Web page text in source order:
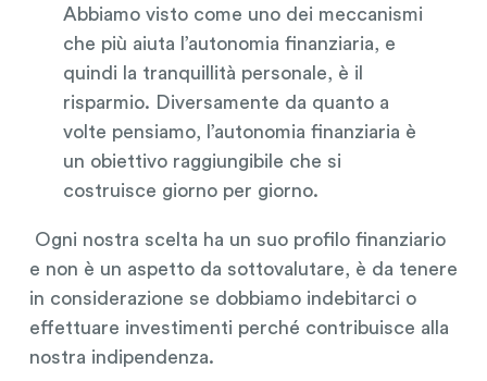
Abbiamo visto come uno dei meccanismi
che più aiuta l’autonomia finanziaria, e
quindi la tranquillità personale, è il
risparmio. Diversamente da quanto a
volte pensiamo, l’autonomia finanziaria è
un obiettivo raggiungibile che si
costruisce giorno per giorno.
Ogni nostra scelta ha un suo profilo finanziario
e non è un aspetto da sottovalutare, è da tenere
in considerazione se dobbiamo indebitarci o
effettuare investimenti perché contribuisce alla
nostra indipendenza.